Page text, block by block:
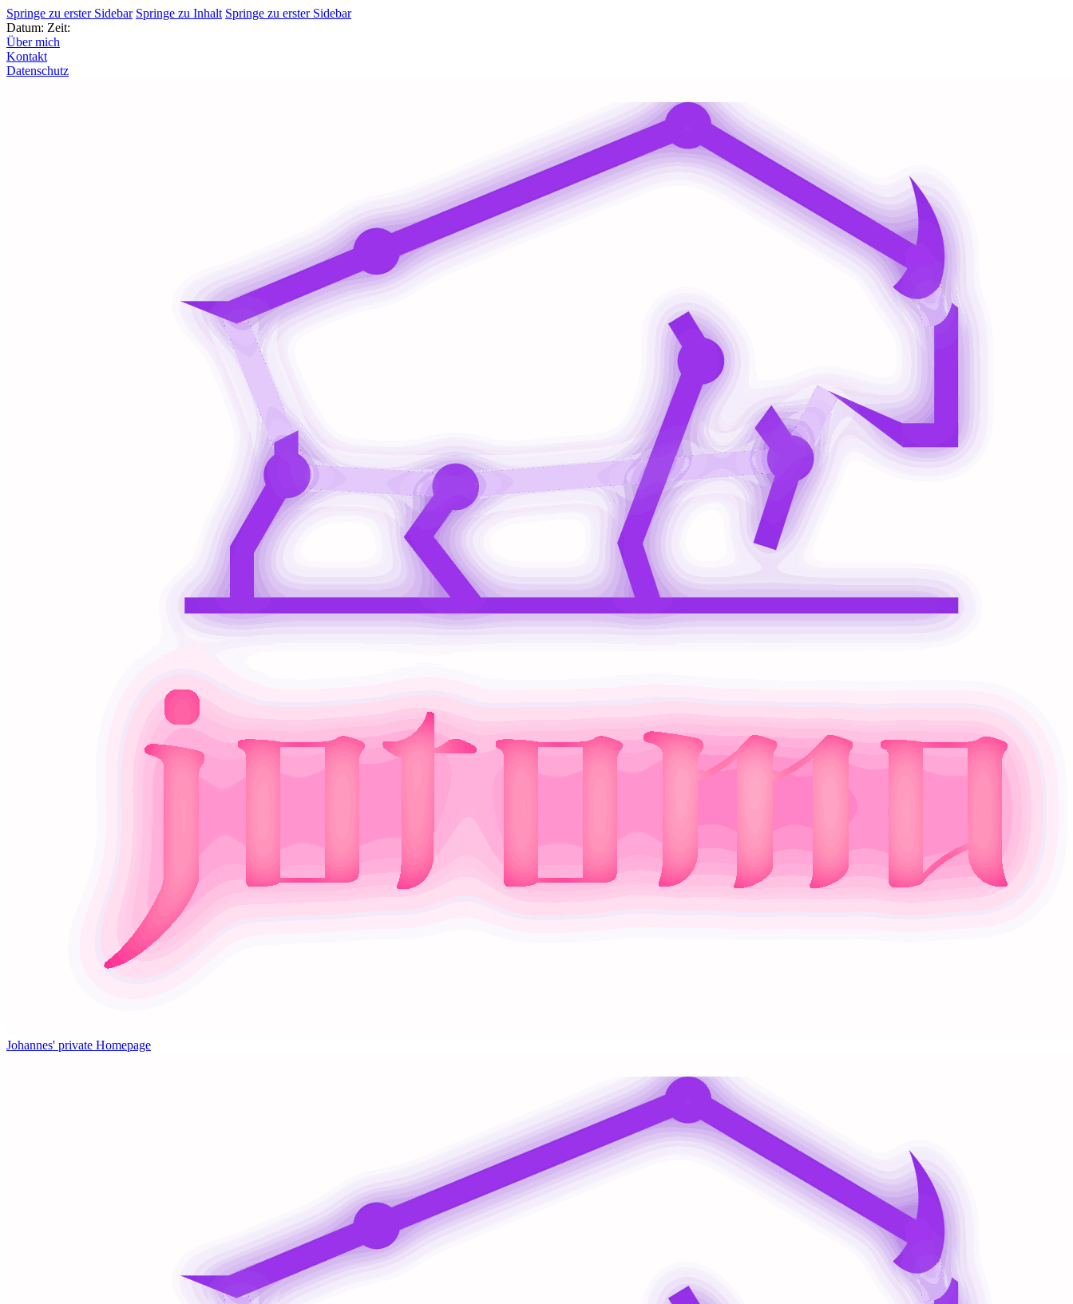
Springe zu erster Sidebar Springe zu Inhalt Springe zu erster Sidebar
Datum: Zeit:
Über mich
Kontakt
Datenschutz
Johannes' private Homepage